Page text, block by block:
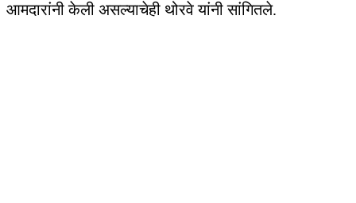
आमदारांनी केली असल्याचेही थोरवे यांनी सांगितले.